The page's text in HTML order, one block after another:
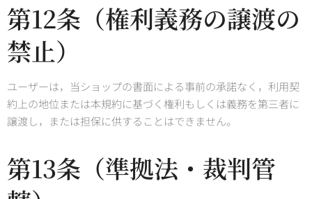
第12条（権利義務の譲渡の
禁止）
ユーザーは，当ショップの書面による事前の承諾なく，利用契
約上の地位または本規約に基づく権利もしくは義務を第三者に
譲渡し，または担保に供することはできません。
第13条（準拠法・裁判管